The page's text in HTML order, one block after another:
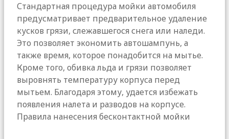
Стандартная процедура мойки автомобиля
предусматривает предварительное удаление
кусков грязи, слежавшегося снега или наледи.
Это позволяет экономить автошампунь, а
также время, которое понадобится на мытье.
Кроме того, обивка льда и грязи позволяет
выровнять температуру корпуса перед
мытьем. Благодаря этому, удается избежать
появления налета и разводов на корпусе.
Правила нанесения бесконтактной мойки